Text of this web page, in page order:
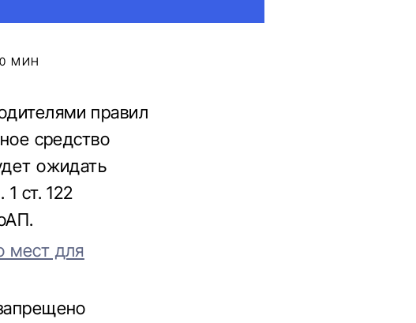
0 МИН
правил
средство
ожидать
ст. 122
мест для